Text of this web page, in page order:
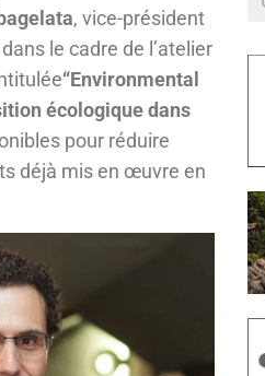
, vice-président
le cadre de l’atelier
“Environmental
écologique dans
pour réduire
déjà mis en œuvre en